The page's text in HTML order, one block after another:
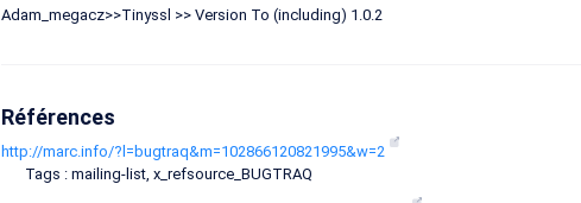
Adam_megacz>>Tinyssl >> Version To (including) 1.0.2
Références
http://marc.info/?l=bugtraq&m=102866120821995&w=2
Tags : mailing-list, x_refsource_BUGTRAQ